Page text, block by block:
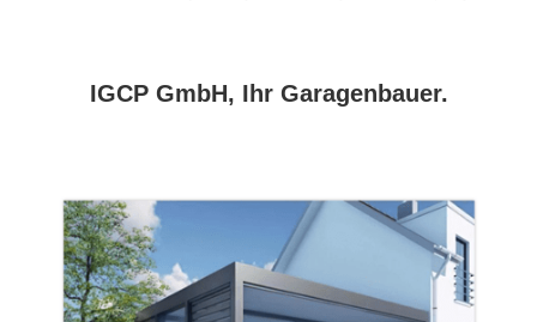
IGCP GmbH, Ihr Garagenbauer.